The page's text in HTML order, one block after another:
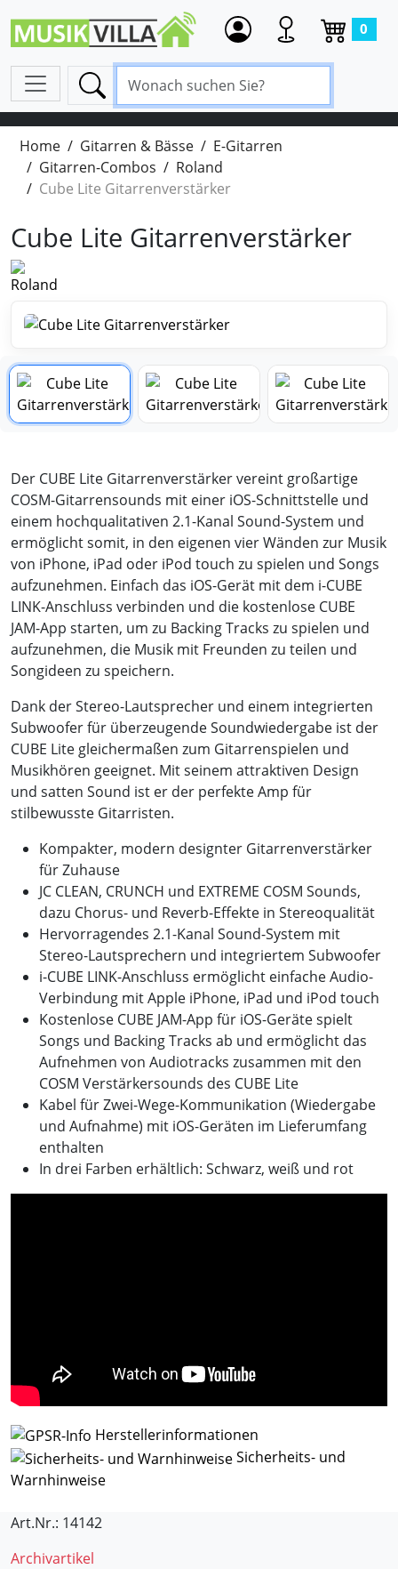
0
Home Gitarren & Bässe
E-Gitarren
Gitarren-Combos
Roland
Cube Lite Gitarrenverstärker
Cube Lite Gitarrenverstärker
Der CUBE Lite Gitarrenverstärker vereint großartige
COSM-Gitarrensounds mit einer iOS-Schnittstelle und
einem hochqualitativen 2.1-Kanal Sound-System und
ermöglicht somit, in den eigenen vier Wänden zur Musik
von iPhone, iPad oder iPod touch zu spielen und Songs
aufzunehmen. Einfach das iOS-Gerät mit dem i-CUBE
LINK-Anschluss verbinden und die kostenlose CUBE
JAM-App starten, um zu Backing Tracks zu spielen und
aufzunehmen, die Musik mit Freunden zu teilen und
Songideen zu speichern.
Dank der Stereo-Lautsprecher und einem integrierten
Subwoofer für überzeugende Soundwiedergabe ist der
CUBE Lite gleichermaßen zum Gitarrenspielen und
Musikhören geeignet. Mit seinem attraktiven Design
und satten Sound ist er der perfekte Amp für
stilbewusste Gitarristen.
Kompakter, modern designter Gitarrenverstärker
für Zuhause
JC CLEAN, CRUNCH und EXTREME COSM Sounds,
dazu Chorus- und Reverb-Effekte in Stereoqualität
Hervorragendes 2.1-Kanal Sound-System mit
Stereo-Lautsprechern und integriertem Subwoofer
i-CUBE LINK-Anschluss ermöglicht einfache Audio-
Verbindung mit Apple iPhone, iPad und iPod touch
Kostenlose CUBE JAM-App für iOS-Geräte spielt
Songs und Backing Tracks ab und ermöglicht das
Aufnehmen von Audiotracks zusammen mit den
COSM Verstärkersounds des CUBE Lite
Kabel für Zwei-Wege-Kommunikation (Wiedergabe
und Aufnahme) mit iOS-Geräten im Lieferumfang
enthalten
In drei Farben erhältlich: Schwarz, weiß und rot
Herstellerinformationen
Sicherheits- und
Warnhinweise
Art.Nr.: 14142
Archivartikel